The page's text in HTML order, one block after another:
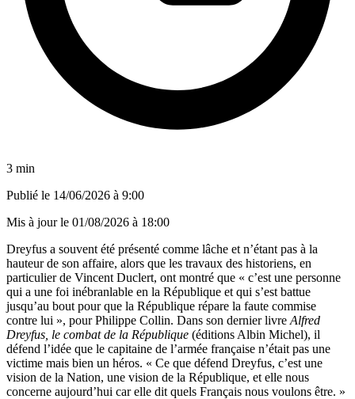
3 min
Publié le 14/06/2026 à 9:00
Mis à jour le 01/08/2026 à 18:00
Dreyfus a souvent été présenté comme lâche et n’étant pas à la
hauteur de son affaire, alors que les travaux des historiens, en
particulier de Vincent Duclert, ont montré que « c’est une personne
qui a une foi inébranlable en la République et qui s’est battue
jusqu’au bout pour que la République répare la faute commise
contre lui », pour Philippe Collin. Dans son dernier livre Alfred
Dreyfus, le combat de la République (éditions Albin Michel), il
défend l’idée que le capitaine de l’armée française n’était pas une
victime mais bien un héros. « Ce que défend Dreyfus, c’est une
vision de la Nation, une vision de la République, et elle nous
concerne aujourd’hui car elle dit quels Français nous voulons être. »